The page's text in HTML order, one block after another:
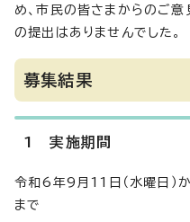
め、市民の皆さまからのご
の提出はありませんでした。
募集結果
1 実施期間
令和6年9月11日（水曜日）
まで